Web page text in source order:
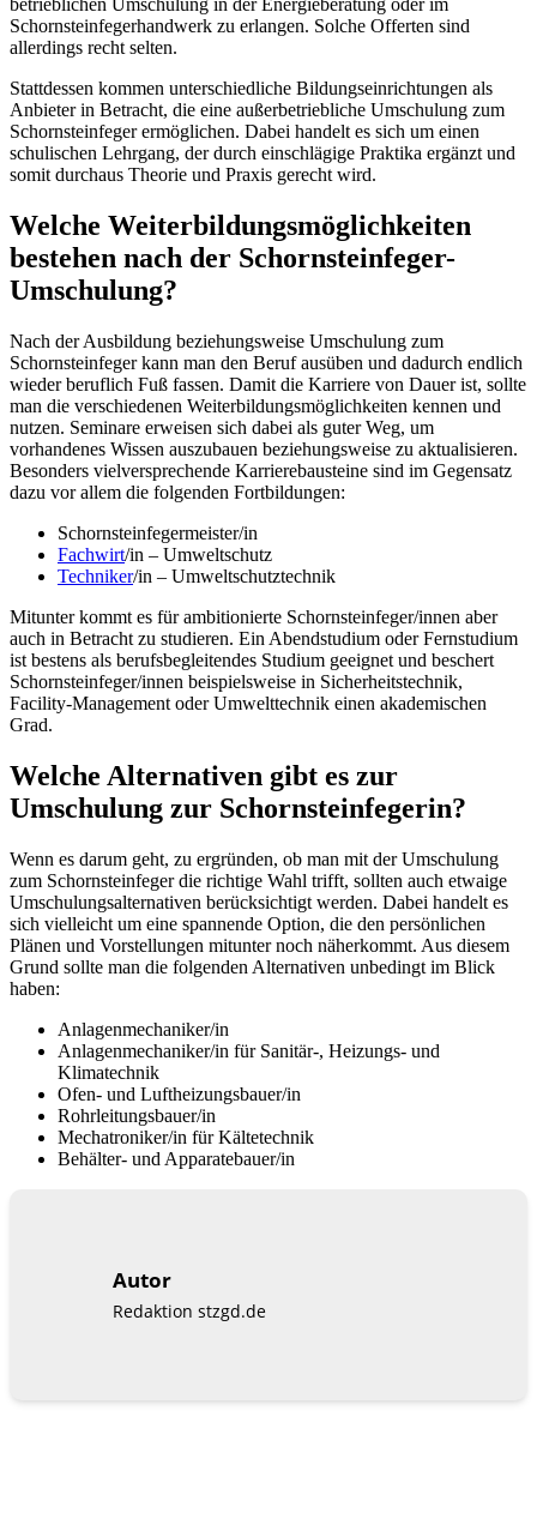
betrieblichen Umschulung in der Energieberatung oder im
Schornsteinfegerhandwerk zu erlangen. Solche Offerten sind
allerdings recht selten.
Stattdessen kommen unterschiedliche Bildungseinrichtungen als
Anbieter in Betracht, die eine außerbetriebliche Umschulung zum
Schornsteinfeger ermöglichen. Dabei handelt es sich um einen
schulischen Lehrgang, der durch einschlägige Praktika ergänzt und
somit durchaus Theorie und Praxis gerecht wird.
Welche Weiterbildungsmöglichkeiten
bestehen nach der Schornsteinfeger-
Umschulung?
Nach der Ausbildung beziehungsweise Umschulung zum
Schornsteinfeger kann man den Beruf ausüben und dadurch endlich
wieder beruflich Fuß fassen. Damit die Karriere von Dauer ist, sollte
man die verschiedenen Weiterbildungsmöglichkeiten kennen und
nutzen. Seminare erweisen sich dabei als guter Weg, um
vorhandenes Wissen auszubauen beziehungsweise zu aktualisieren.
Besonders vielversprechende Karrierebausteine sind im Gegensatz
dazu vor allem die folgenden Fortbildungen:
Schornsteinfegermeister/in
Fachwirt/in – Umweltschutz
Techniker/in – Umweltschutztechnik
Mitunter kommt es für ambitionierte Schornsteinfeger/innen aber
auch in Betracht zu studieren. Ein Abendstudium oder Fernstudium
ist bestens als berufsbegleitendes Studium geeignet und beschert
Schornsteinfeger/innen beispielsweise in Sicherheitstechnik,
Facility-Management oder Umwelttechnik einen akademischen
Grad.
Welche Alternativen gibt es zur
Umschulung zur Schornsteinfegerin?
Wenn es darum geht, zu ergründen, ob man mit der Umschulung
zum Schornsteinfeger die richtige Wahl trifft, sollten auch etwaige
Umschulungsalternativen berücksichtigt werden. Dabei handelt es
sich vielleicht um eine spannende Option, die den persönlichen
Plänen und Vorstellungen mitunter noch näherkommt. Aus diesem
Grund sollte man die folgenden Alternativen unbedingt im Blick
haben:
Anlagenmechaniker/in
Anlagenmechaniker/in für Sanitär-, Heizungs- und
Klimatechnik
Ofen- und Luftheizungsbauer/in
Rohrleitungsbauer/in
Mechatroniker/in für Kältetechnik
Behälter- und Apparatebauer/in
Autor
Redaktion stzgd.de